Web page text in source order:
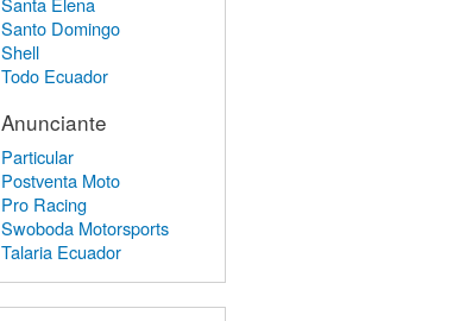
Santo Domingo
Shell
Todo Ecuador
Anunciante
Particular
Postventa Moto
Pro Racing
Swoboda Motorsports
Talaria Ecuador